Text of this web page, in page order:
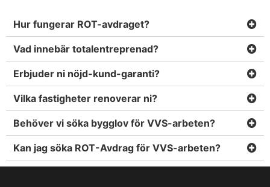
Hur fungerar ROT-avdraget?
Vad innebär totalentreprenad?
Erbjuder ni nöjd-kund-garanti?
Vilka fastigheter renoverar ni?
Behöver vi söka bygglov för VVS-arbeten?
Kan jag söka ROT-Avdrag för VVS-arbeten?